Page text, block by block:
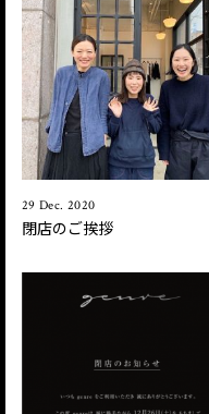
29 Dec. 2020
閉店のご挨拶